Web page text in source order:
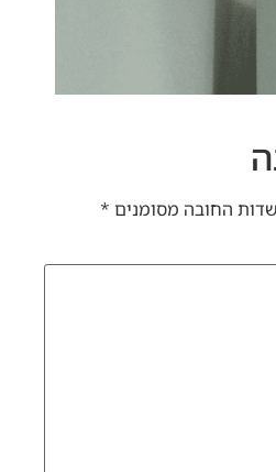
שדות החובה מסומנים *